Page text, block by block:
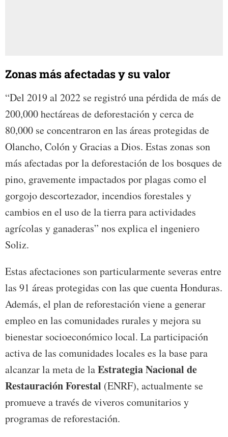
Zonas más afectadas y su valor
“Del 2019 al 2022 se registró una pérdida de más de
200,000 hectáreas de deforestación y cerca de
80,000 se concentraron en las áreas protegidas de
Olancho, Colón y Gracias a Dios. Estas zonas son
más afectadas por la deforestación de los bosques de
pino, gravemente impactados por plagas como el
gorgojo descortezador, incendios forestales y
cambios en el uso de la tierra para actividades
agrícolas y ganaderas” nos explica el ingeniero
Soliz.
Estas afectaciones son particularmente severas entre
las 91 áreas protegidas con las que cuenta Honduras.
Además, el plan de reforestación viene a generar
empleo en las comunidades rurales y mejora su
bienestar socioeconómico local. La participación
activa de las comunidades locales es la base para
alcanzar la meta de laEstrategia Nacional de
Restauración Forestal (ENRF), actualmente se
promueve a través de viveros comunitarios y
programas de reforestación.